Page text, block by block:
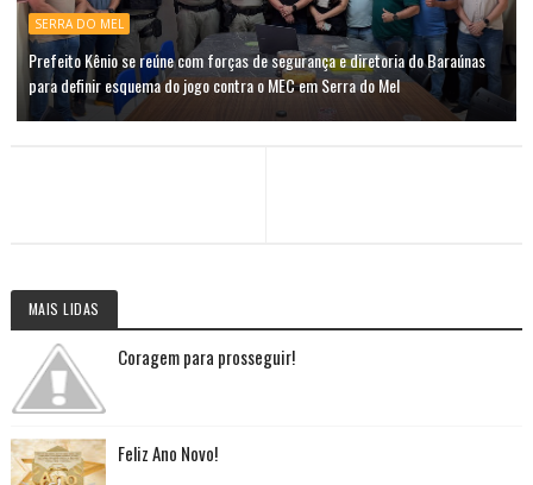
SERRA DO MEL
Prefeito Kênio se reúne com forças de segurança e diretoria do Baraúnas
para definir esquema do jogo contra o MEC em Serra do Mel
MAIS LIDAS
Coragem para prosseguir!
Feliz Ano Novo!